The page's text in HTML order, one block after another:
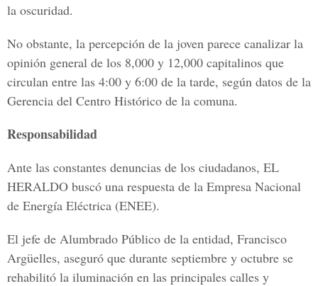
la oscuridad.
No obstante, la percepción de la joven parece canalizar la
opinión general de los 8,000 y 12,000 capitalinos que
circulan entre las 4:00 y 6:00 de la tarde, según datos de la
Gerencia del Centro Histórico de la comuna.
Responsabilidad
Ante las constantes denuncias de los ciudadanos, EL
HERALDO buscó una respuesta de la Empresa Nacional
de Energía Eléctrica (ENEE).
El jefe de Alumbrado Público de la entidad, Francisco
Argüelles, aseguró que durante septiembre y octubre se
rehabilitó la iluminación en las principales calles y